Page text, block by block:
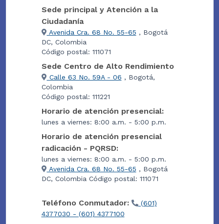
Sede principal y Atención a la
Ciudadanía
Avenida Cra. 68 No. 55-65 , Bogotá
DC, Colombia
Código postal: 111071
Sede Centro de Alto Rendimiento
Calle 63 No. 59A - 06 , Bogotá,
Colombia
Código postal: 111221
Horario de atención presencial:
lunes a viernes: 8:00 a.m. - 5:00 p.m.
Horario de atención presencial
radicación - PQRSD:
lunes a viernes: 8:00 a.m. - 5:00 p.m.
Avenida Cra. 68 No. 55-65 , Bogotá
DC, Colombia Código postal: 111071
Teléfono Conmutador:
(601)
4377030 - (601) 4377100